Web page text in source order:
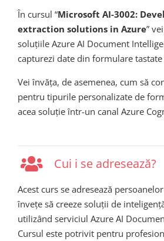
În cursul “Microsoft AI-3002:
extraction solutions in Azure”
soluțiile Azure AI Document
capturezi date din formulare tastate
Vei învăța, de asemenea, cum să
pentru tipurile personalizate de
acea soluție într-un canal Azure
Cui i se adresează?
Acest curs se adresează
învețe să creeze soluții de
utilizând serviciul Azure AI
Cursul este potrivit pentru